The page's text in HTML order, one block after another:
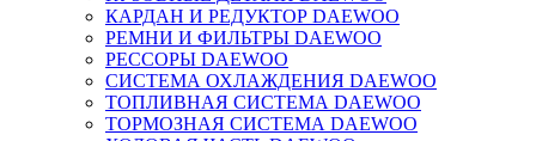
КАРДАН И РЕДУКТОР DAEWOO
РЕМНИ И ФИЛЬТРЫ DAEWOO
РЕССОРЫ DAEWOO
СИСТЕМА ОХЛАЖДЕНИЯ DAEWOO
ТОПЛИВНАЯ СИСТЕМА DAEWOO
ТОРМОЗНАЯ СИСТЕМА DAEWOO